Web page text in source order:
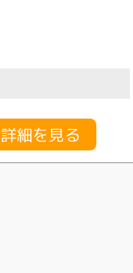
細を見る